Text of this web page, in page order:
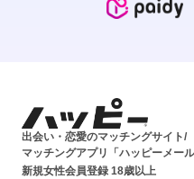
出会い・恋愛のマッチングサイト/
マッチングアプリ「ハッピーメー
新規女性会員登録 18歳以上